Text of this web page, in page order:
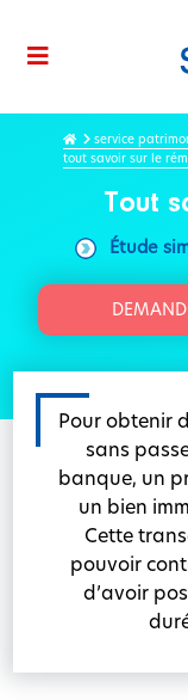
service
tout savoir sur le
Tout
Étude
Pour obtenir
sans
banque, un
un bien
Cette
pouvoir
d’avoir